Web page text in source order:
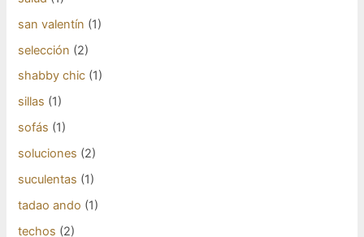
san valentín (1)
selección (2)
shabby chic (1)
sillas (1)
sofás (1)
soluciones (2)
suculentas (1)
tadao ando (1)
techos (2)